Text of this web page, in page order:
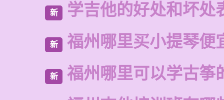
新 学吉他的好处和坏处
新 福州哪里买小提琴便
新 福州哪里可以学古筝